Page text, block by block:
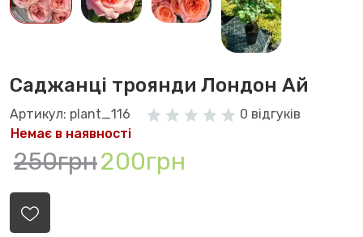
Саджанці троянди Лондон Ай
Артикул: plant_116
0 відгуків
Немає в наявності
250грн200грн